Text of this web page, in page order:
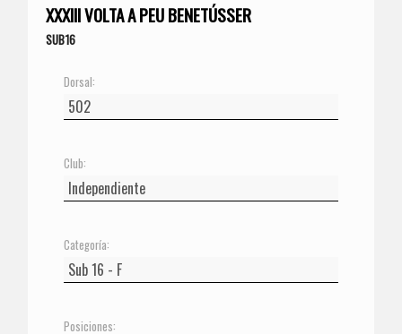
XXXIII VOLTA A PEU BENETÚSSER
SUB16
Dorsal:
Club:
Categoría:
Posiciones: